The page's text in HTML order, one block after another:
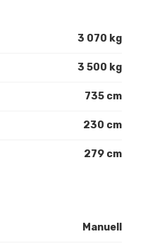
3 070 kg
3 500 kg
735 cm
230 cm
279 cm
Manuell